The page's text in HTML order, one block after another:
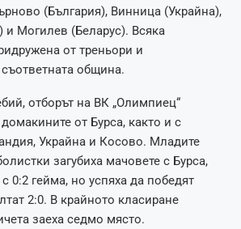
(България), Винница (Украйна),
Могилев (Беларус). Всяка
от треньори и
община.
отборът на ВК „Олимпиец“
от Бурса, както и с
Украйна и Косово. Младите
загубиха мачовете с Бурса,
0:2 гейма, но успяха да победят
2:0. В крайното класиране
заеха седмо място.